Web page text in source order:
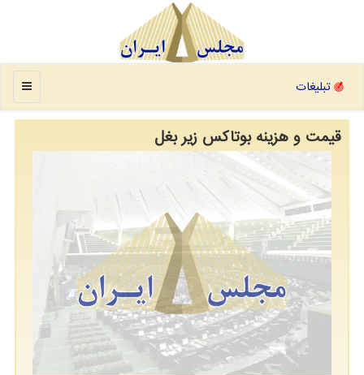
منو تبلیغات
قیمت و هزینه بوتاکس زیر بغل